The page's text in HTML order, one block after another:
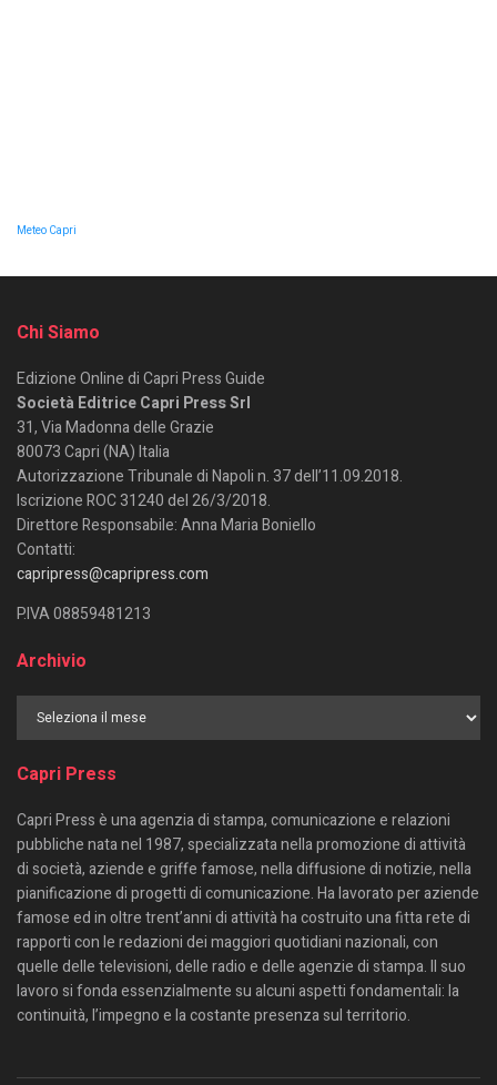
Meteo Capri
Chi Siamo
Edizione Online di Capri Press Guide
Società Editrice Capri Press Srl
31, Via Madonna delle Grazie
80073 Capri (NA) Italia
Autorizzazione Tribunale di Napoli n. 37 dell’11.09.2018.
Iscrizione ROC 31240 del 26/3/2018.
Direttore Responsabile: Anna Maria Boniello
Contatti:
capripress@capripress.com
P.IVA 08859481213
Archivio
Capri Press
Capri Press è una agenzia di stampa, comunicazione e relazioni
pubbliche nata nel 1987, specializzata nella promozione di attività
di società, aziende e griffe famose, nella diffusione di notizie, nella
pianificazione di progetti di comunicazione. Ha lavorato per aziende
famose ed in oltre trent’anni di attività ha costruito una fitta rete di
rapporti con le redazioni dei maggiori quotidiani nazionali, con
quelle delle televisioni, delle radio e delle agenzie di stampa. Il suo
lavoro si fonda essenzialmente su alcuni aspetti fondamentali: la
continuità, l’impegno e la costante presenza sul territorio.